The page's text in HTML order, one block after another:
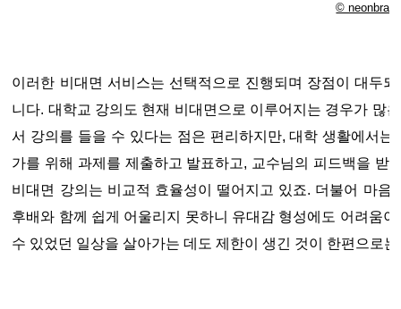
©
이러한 비대면 서비스는 선택적으로 진행되며 장점이 대두
니다. 대학교 강의도 현재 비대면으로 이루어지는 경우가 많
서 강의를 들을 수 있다는 점은 편리하지만, 대학 생활에서
가를 위해 과제를 제출하고 발표하고, 교수님의 피드백을 받
비대면 강의는 비교적 효율성이 떨어지고 있죠. 더불어 마음
후배와 함께 쉽게 어울리지 못하니 유대감 형성에도 어려움
수 있었던 일상을 살아가는 데도 제한이 생긴 것이 한편으로